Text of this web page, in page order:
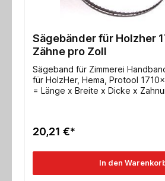
Sägebänder für Holzher 1710x6mm, 6
Zähne pro Zoll
Sägeband für Zimmerei
für HolzHer, Hema, Protool
= Länge x Breite x Dicke x
20,21 €*
In den